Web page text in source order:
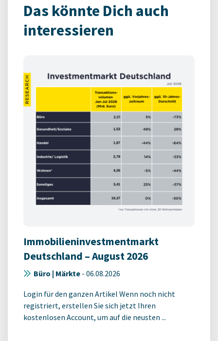
Das könnte Dich auch
interessieren
Immobilieninvestmentmarkt
Deutschland – August 2026
Büro | Märkte - 06.08.2026
Login für den ganzen Artikel Wenn noch nicht
registriert, erstellen Sie sich jetzt Ihren
kostenlosen Account, um auf die neusten ...